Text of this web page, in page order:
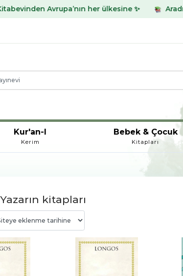
Avrupa’nın her ülkesine ✨ Aradığınız
Kur'an-I
Kerim
Bebek & Çocuk
Kitapları
kitapları